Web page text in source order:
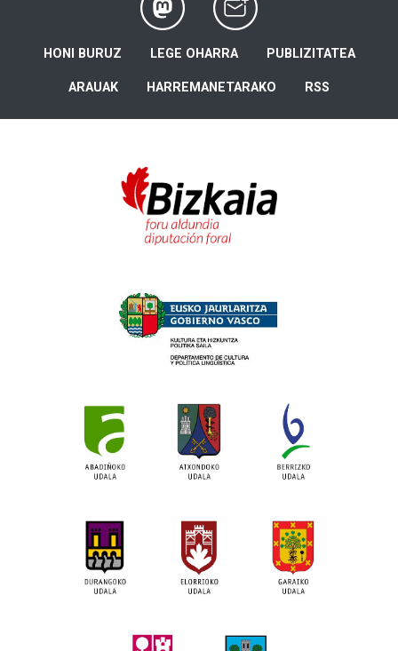
HONI BURUZ LEGE OHARRA PUBLIZITATEA
ARAUAK HARREMANETARAKO RSS